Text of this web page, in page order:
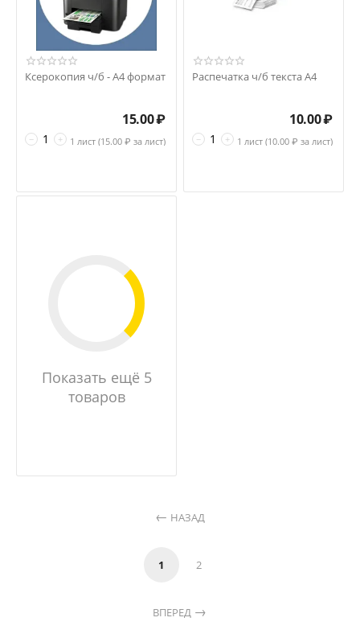
Ксерокопия ч/б - А4 формат
+
−
15.00₽
1 лист (15.00 ₽ за лист)
Распечатка ч/б текста А4
+
−
10.00₽
1 лист (10.00 ₽ за лист)
Показать ещё 5
товаров
НАЗАД
1 2
ВПЕРЕД